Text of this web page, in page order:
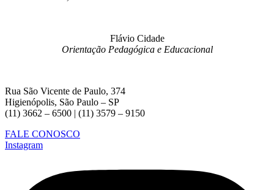
Flávio Cidade
Orientação Pedagógica e Educacional
Rua São Vicente de Paulo, 374
Higienópolis, São Paulo – SP
(11) 3662 – 6500 | (11) 3579 – 9150
FALE CONOSCO
Instagram